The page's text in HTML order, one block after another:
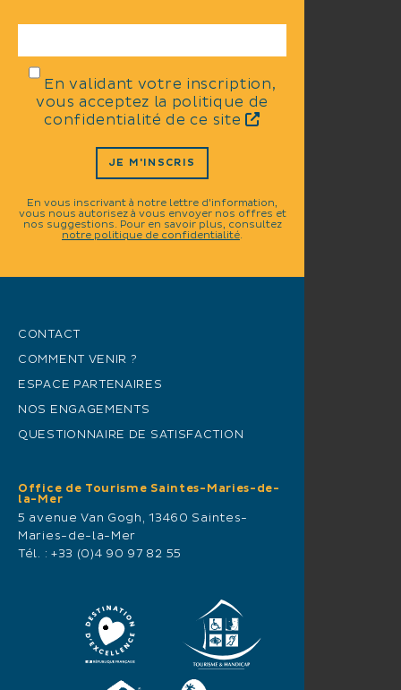
En validant votre inscription,
vous acceptez la politique de
confidentialité de ce site
JE M'INSCRIS
En vous inscrivant à notre lettre d'information,
vous nous autorisez à vous envoyer nos offres et
nos suggestions. Pour en savoir plus, consultez
notre politique de confidentialité.
CONTACT
COMMENT VENIR ?
ESPACE PARTENAIRES
NOS ENGAGEMENTS
QUESTIONNAIRE DE SATISFACTION
Office de Tourisme Saintes-Maries-de-
la-Mer
5 avenue Van Gogh, 13460 Saintes-
Maries-de-la-Mer
Tél. : +33 (0)4 90 97 82 55